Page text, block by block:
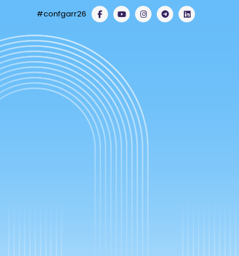
#confgarr26